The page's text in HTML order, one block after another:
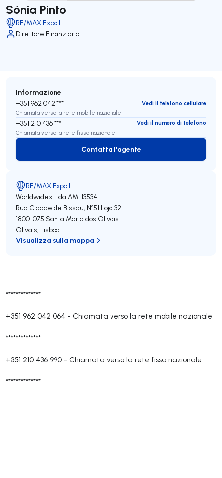
Sónia Pinto
RE/MAX Expo II
Direttore Finanziario
**************
+351 962 042 064 - Chiamata verso la rete mobile nazionale
**************
+351 210 436 990 - Chiamata verso la rete fissa nazionale
**************
Informazione
+351 962 042 ***
Vedi il telefono cellulare
Chiamata verso la rete mobile nazionale
+351 210 436 ***
Vedi il numero di telefono
Chiamata verso la rete fissa nazionale
Contatta l'agente
Contatta l'agente
RE/MAX Expo II
Worldwidexl Lda AMI 13534
Rua Cidade de Bissau, Nº51 Loja 32
1800-075 Santa Maria dos Olivais
Olivais, Lisboa
Visualizza sulla mappa